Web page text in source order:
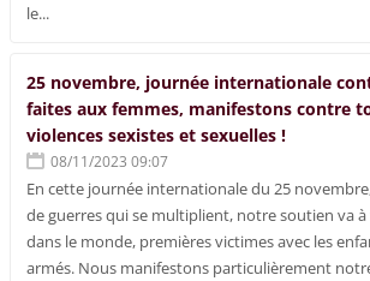
le...
25 novembre, journée internationale
faites aux femmes, manifestons contre
violences sexistes et sexuelles !
08/11/2023 09:07
En cette journée internationale du 25
de guerres qui se multiplient, notre soutien va
dans le monde, premières victimes avec les
armés. Nous manifestons particulièrement